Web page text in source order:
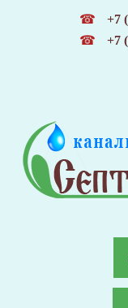
☎ +7
☎ +7